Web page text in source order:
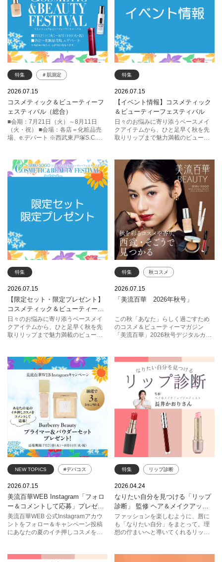
アーティスト藤本 希さん。
特集 ＃肌測定
#推しリップ
ベースメイク
2026.07.15
コスメティック＆ビューティーフ
ェスティバル（総合）
■会期：7月21日（火）～8月11日
（火・祝） ■会場：各店＝化粧品売
場、e.デパート ※西武東戸塚S.C.は内
特集
2026.07.15
【イベント情報】コスメティック
＆ビューティーフェスティバル
日々のお悩みに寄り添うベースメイ
クアイテムから、ひと足早く秋を先
取りリップまで魅力満載のビューテ
特集
2026.07.15
【限定セット・限定プレゼント】
コスメティック＆ビューティーフ
ェスティバル
日々のお悩みに寄り添うベースメイ
クアイテムから、ひと足早く秋を先
取りリップまで魅力満載のビューテ
特集 秋コスメ
新作コスメ
＃推しリップ デパコス
2026.07.15
「美流百華 2026年秋号」
この秋「あなた」らしく過ごすため
のコスメ＆ビューティーマガジン
「美流百華」2026秋号デジタルカタ
NEW TOPICS #デパコス
#プレゼントキャンペーン
2026.07.15
美流百華WEB Instagram「フォロ
ー＆コメントして応募」プレゼン
トキャンペーン
美流百華WEB 公式Instagramアカウ
ントをフォロー＆キャンペーン投稿
にあなたの夏のイチ押しコスメをコ
特集 リップ診断
長井かおり
2026.04.24
なりたい自分を見つける「リップ
診断」 監修 ヘア＆メイクアップ
アーティスト 長井かおり
ファッションを楽しむように、唇に
も「なりたい自分」をまとって。理
想の佇まいへと導いてくれるリップ
を感じさせるマットな質感まで。今